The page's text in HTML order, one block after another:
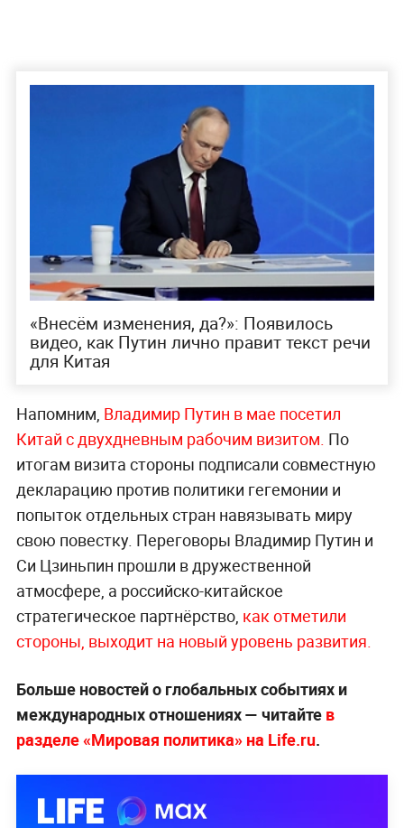
«Внесём изменения, да?»: Появилось
видео, как Путин лично правит текст речи
для Китая
Напомним, Владимир Путин в мае посетил
Китай с двухдневным рабочим визитом. По
итогам визита стороны подписали совместную
декларацию против политики гегемонии и
попыток отдельных стран навязывать миру
свою повестку. Переговоры Владимир Путин и
Си Цзиньпин прошли в дружественной
атмосфере, а российско-китайское
стратегическое партнёрство, как отметили
стороны, выходит на новый уровень развития.
Больше новостей о глобальных событиях и
международных отношениях — читайте в
разделе «Мировая политика» на Life.ru.